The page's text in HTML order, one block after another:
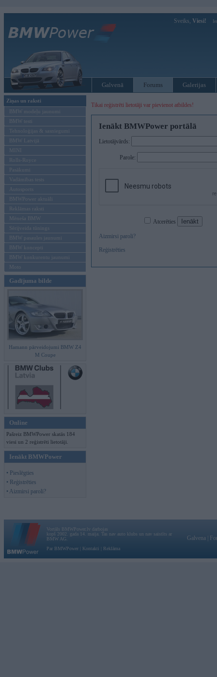
Sveiks, Viesi!
Galvenā Forums Galerijas
Ziņas un raksti
BMW modeļu jaunumi
BMW testi
Tehnoloģijas & sasniegumi
BMW Latvijā
MINI
Rolls-Royce
Pasākumi
Vadāmības tests
Autosports
BMWPower aktuāli
Reklāmas raksti
Mēneša BMW
Sērijveida tūnings
BMW pasaules jaunumi
BMW koncepti
BMW konkurentu jaunumi
Moto
Gadījuma bilde
Hamann pārveidojumi BMW Z4
M Coupe
Online
Pašreiz BMWPower skatās 184
viesi un 2 reģistrēti lietotāji.
Ienākt BMWPower
• Pieslēgties
• Reģistrēties
• Aizmirsi paroli?
Tikai reģistrēti lietotāji var pievienot atbildes!
Ienākt BMWPower portālā
Lietotājvārds:
Parole:
Atcerēties
Aizmirsi paroli?
Reģistrēties
Vortāls BMWPower.lv darbojas
kopš 2002. gada 14. maija. Tas nav auto klubs un nav saistīts ar
BMW AG.
Par BMWPower
Kontakti Reklāma
Galvena